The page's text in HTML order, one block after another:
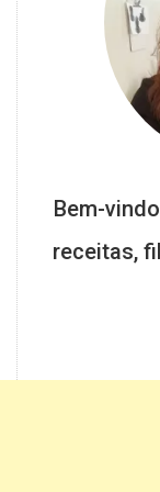
Bem-
receitas,